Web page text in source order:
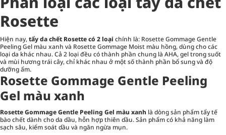
Rosette
Hiện nay,tẩy da chết Rosette có 2 loại chính là: Rosette Gommage Gentle
Peeling Gel màu xanh và Rosette Gommage Moist màu hồng, dùng cho các
loại da khác nhau. Cả 2 loại đều có thành phần chung là AHA, gel trong suốt
và mùi hương trái cây, chỉ khác nhau ở một số thành phần bổ sung và độ
dưỡng ẩm.
Rosette Gommage Gentle Peeling
Gel màu xanh
Rosette Gommage Gentle Peeling Gel màu xanh là dòng sản phẩm tẩy tế
bào chết dành cho da dầu, hỗn hợp thiên dầu. Sản phẩm có khả năng làm
sạch sâu, kiểm soát dầu và ngăn ngừa mụn.